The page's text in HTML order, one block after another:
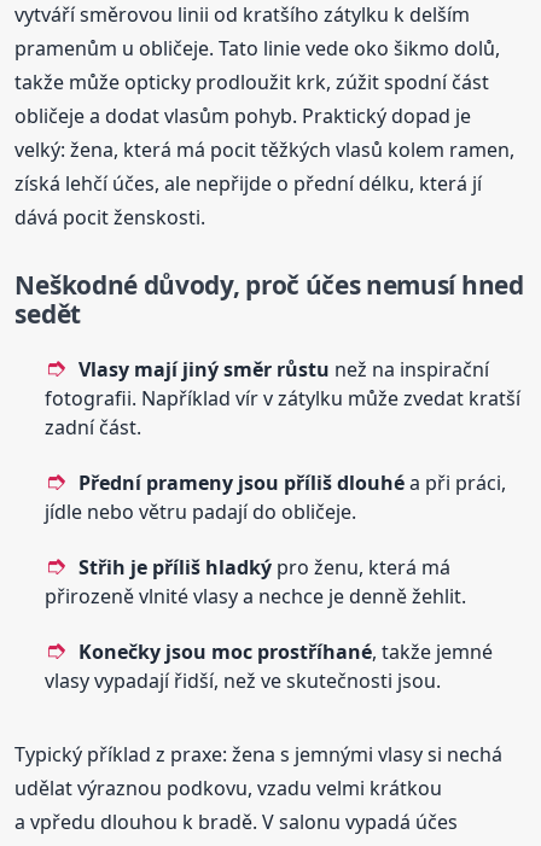
vytváří směrovou linii od kratšího zátylku k delším
pramenům u obličeje. Tato linie vede oko šikmo dolů,
takže může opticky prodloužit krk, zúžit spodní část
obličeje a dodat vlasům pohyb. Praktický dopad je
velký: žena, která má pocit těžkých vlasů kolem ramen,
získá lehčí účes, ale nepřijde o přední délku, která jí
dává pocit ženskosti.
Neškodné důvody, proč účes nemusí hned
sedět
Vlasy mají jiný směr růstu než na inspirační
fotografii. Například vír v zátylku může zvedat kratší
zadní část.
Přední prameny jsou příliš dlouhéa při práci,
jídle nebo větru padají do obličeje.
Střih je příliš hladký pro ženu, která má
přirozeně vlnité vlasy a nechce je denně žehlit.
Konečky jsou moc prostříhané, takže jemné
vlasy vypadají řidší, než ve skutečnosti jsou.
Typický příklad z praxe: žena s jemnými vlasy si nechá
udělat výraznou podkovu, vzadu velmi krátkou
a vpředu dlouhou k bradě. V salonu vypadá účes